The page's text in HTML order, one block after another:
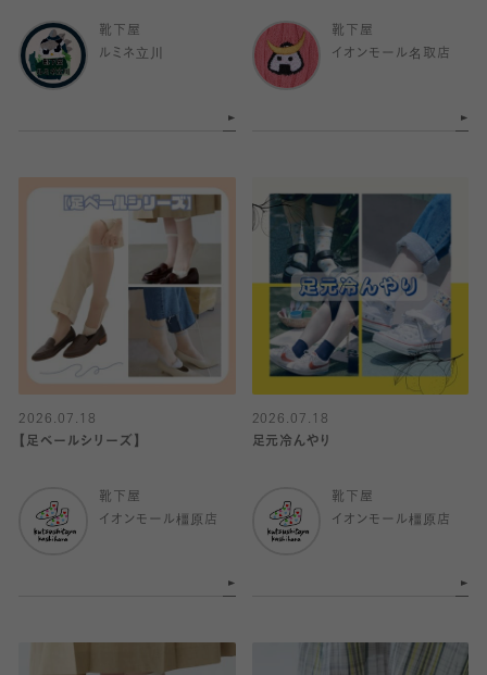
靴下屋
ルミネ立川
靴下屋
イオンモール名取店
2026.07.18
【足ベールシリーズ】
靴下屋
イオンモール橿原店
2026.07.18
足元冷んやり
靴下屋
イオンモール橿原店